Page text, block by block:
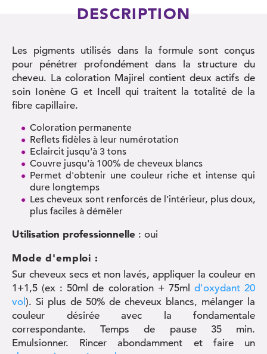
DESCRIPTION
Les pigments utilisés dans la formule sont conçus
pour pénétrer profondément dans la structure du
cheveu. La coloration Majirel contient deux actifs de
soin Ionène G et Incell qui traitent la totalité de la
fibre capillaire.
Coloration permanente
Reflets fidèles à leur numérotation
Eclaircit jusqu'à 3 tons
Couvre jusqu'à 100% de cheveux blancs
Permet d'obtenir une couleur riche et intense qui
dure longtemps
Les cheveux sont renforcés de l’intérieur, plus doux,
plus faciles à démêler
Utilisation professionnelle : oui
Mode d'emploi :
Sur cheveux secs et non lavés, appliquer la couleur en
1+1,5 (ex : 50ml de coloration + 75ml d'oxydant 20
vol). Si plus de 50% de cheveux blancs, mélanger la
couleur désirée avec la fondamentale
correspondante. Temps de pause 35 min.
Emulsionner. Rincer abondamment et faire un